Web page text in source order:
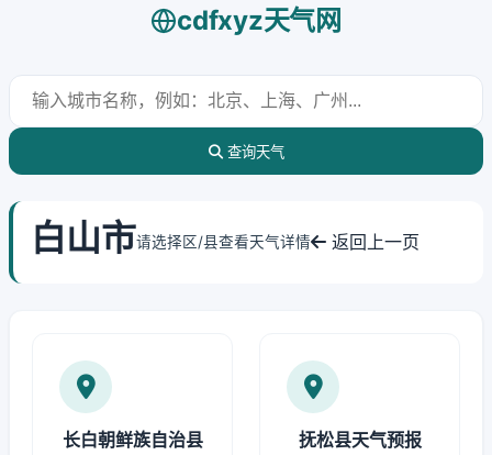
cdfxyz天气网
查询天气
白山市请选择区/县查看天气详情 返回上一页
长白朝鲜族自治县
抚松县天气预报